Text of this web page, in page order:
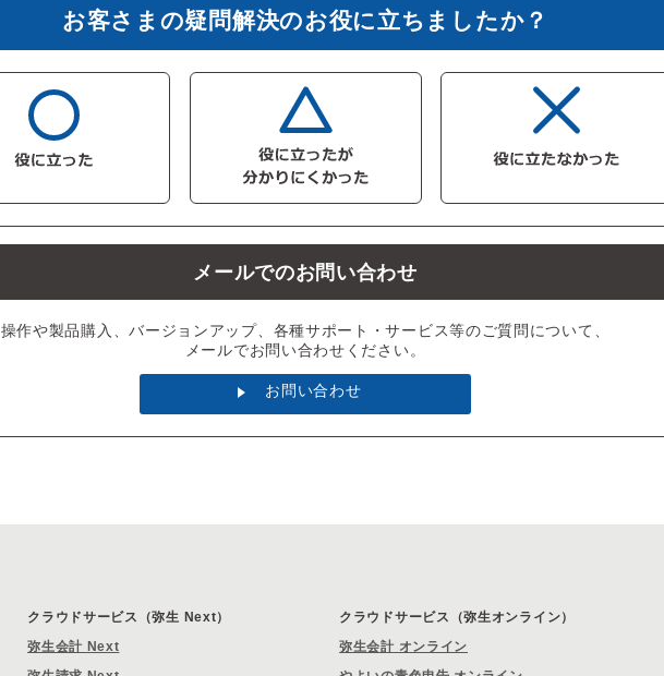
お客さまの疑問解決のお役に立ちましたか？
メールでのお問い合わせ
操作や製品購入、バージョンアップ、各種サポート・サービス等のご質問について、
メールでお問い合わせください。
お問い合わせ
クラウドサービス（弥生 Next）
弥生会計 Next
クラウドサービス（弥生オンライン）
弥生会計 オンライン